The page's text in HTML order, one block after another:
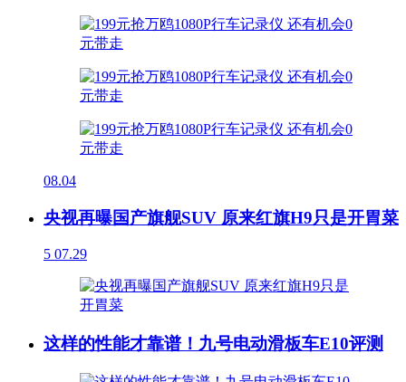
08.04
央视再曝国产旗舰SUV 原来红旗H9只是开胃菜
5 07.29
这样的性能才靠谱！九号电动滑板车E10评测